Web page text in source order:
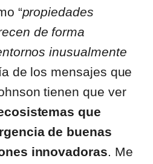
“propiedades
de forma
inusualmente
de los mensajes que
tienen que ver
que
de buenas
innovadoras. Me